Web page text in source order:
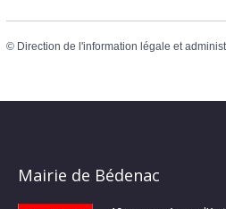
© Direction de l'information légale et
Mairie de Bédenac